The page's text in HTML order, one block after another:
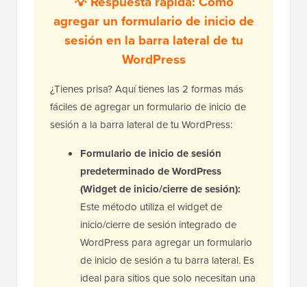
agregar un formulario de inicio de
sesión en la barra lateral de tu
WordPress
¿Tienes prisa? Aquí tienes las 2 formas más
fáciles de agregar un formulario de inicio de
sesión a la barra lateral de tu WordPress:
Formulario de inicio de sesión
predeterminado de WordPress
(Widget de inicio/cierre de sesión):
Este método utiliza el widget de
inicio/cierre de sesión integrado de
WordPress para agregar un formulario
de inicio de sesión a tu barra lateral. Es
ideal para sitios que solo necesitan una